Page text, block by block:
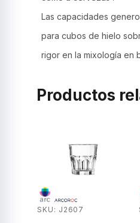
Las capacidades
para cubos de hielo
rigor en la mixología en
Productos
SKU: J2607